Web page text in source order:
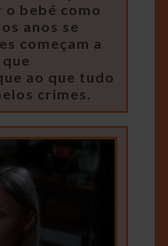
o bebé como
anos se
começam a
ao que tudo
crimes.